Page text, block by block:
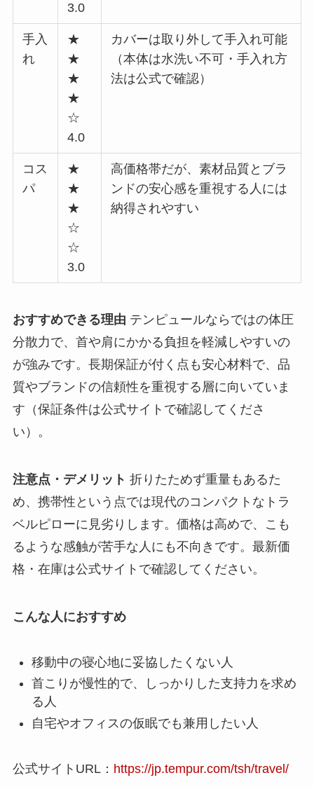
3.0
手入
れ
★
★
★
★
☆
4.0
カバーは取り外して手入れ可能
（本体は水洗い不可・手入れ方
法は公式で確認）
コス
パ
★
★
★
☆
☆
3.0
高価格帯だが、素材品質とブラ
ンドの安心感を重視する人には
納得されやすい
おすすめできる理由 テンピュールならではの体圧
分散力で、首や肩にかかる負担を軽減しやすいの
が強みです。長期保証が付く点も安心材料で、品
質やブランドの信頼性を重視する層に向いていま
す（保証条件は公式サイトで確認してくださ
い）。
注意点・デメリット 折りたためず重量もあるた
め、携帯性という点では現代のコンパクトなトラ
ベルピローに見劣りします。価格は高めで、こも
るような感触が苦手な人にも不向きです。最新価
格・在庫は公式サイトで確認してください。
こんな人におすすめ
移動中の寝心地に妥協したくない人
首こりが慢性的で、しっかりした支持力を求め
る人
自宅やオフィスの仮眠でも兼用したい人
公式サイトURL： https://jp.tempur.com/tsh/travel/